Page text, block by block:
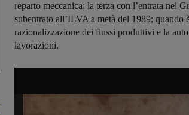
reparto meccanica; la terza con l’entrata nel
subentrato all’ILVA a metà del 1989; quando
razionalizzazione dei flussi produttivi e la
lavorazioni.